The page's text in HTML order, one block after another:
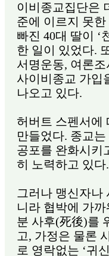
이비종교집단은
준에 이르지 못
빠진 40대 딸이 ‘
한 일이 있었다.
서명운동, 여론
사이비종교 가입
나오고 있다.
허버트 스펜서에
만들었다. 종교
공포를 완화시키
히 노력하고 있다.
그러나 맹신자나
니라 협박에 가
분 사후(死後)를
고, 가정은 물론
로 영락없는 ‘귀